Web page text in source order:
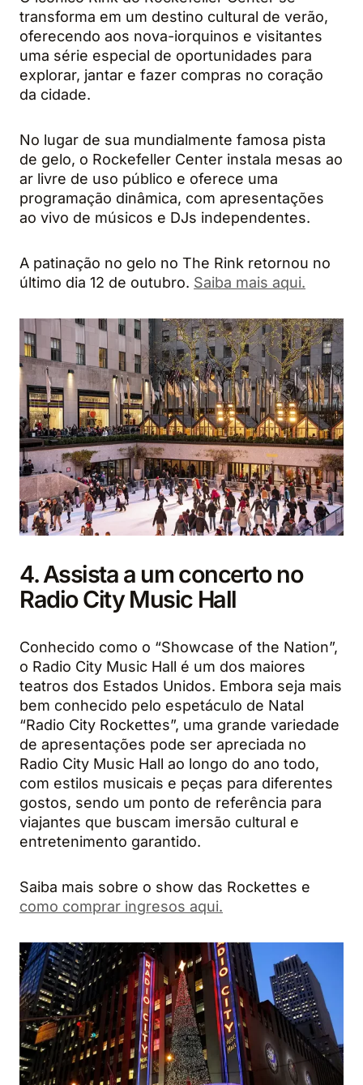
transforma em um destino cultural de verão,
oferecendo aos nova-iorquinos e visitantes
uma série especial de oportunidades para
explorar, jantar e fazer compras no coração
da cidade.
No lugar de sua mundialmente famosa pista
de gelo, o Rockefeller Center instala mesas ao
ar livre de uso público e oferece uma
programação dinâmica, com apresentações
ao vivo de músicos e DJs independentes.
A patinação no gelo no The Rink retornou no
último dia 12 de outubro. Saiba mais aqui.
4. Assista a um concerto no
Radio City Music Hall
Conhecido como o “Showcase of the Nation”,
o Radio City Music Hall é um dos maiores
teatros dos Estados Unidos. Embora seja mais
bem conhecido pelo espetáculo de Natal
“Radio City Rockettes”, uma grande variedade
de apresentações pode ser apreciada no
Radio City Music Hall ao longo do ano todo,
com estilos musicais e peças para diferentes
gostos, sendo um ponto de referência para
viajantes que buscam imersão cultural e
entretenimento garantido.
Saiba mais sobre o show das Rockettes e
como comprar ingresos aqui.